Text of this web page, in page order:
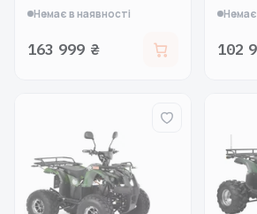
Немає в наявності
163 999 ₴
Немає
102